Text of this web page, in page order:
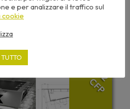
piattaforma nazionale
giorni.
2
CFP
e per analizzare il traffico sul